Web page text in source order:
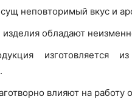
неповторимый вкус и
изделия обладают
изготовляется
влияют на работу